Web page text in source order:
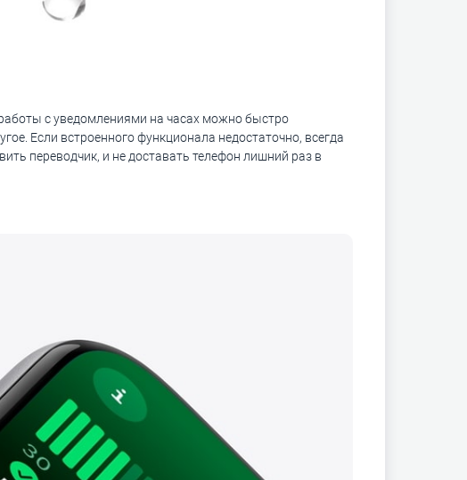
с уведомлениями на часах можно быстро
Если встроенного функционала недостаточно, всегда
переводчик, и не доставать телефон лишний раз в